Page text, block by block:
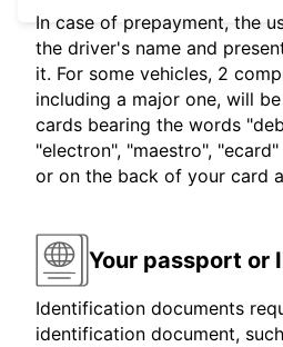
In case of prepayment, the
the driver's name and
it. For some vehicles, 2
including a major one, will
cards bearing the words
"electron", "maestro",
or on the back of your card
Your passport or
Identification documents
identification document,